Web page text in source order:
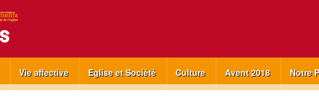
Vie affective Eglise et Société Culture Avent 2018 Notre